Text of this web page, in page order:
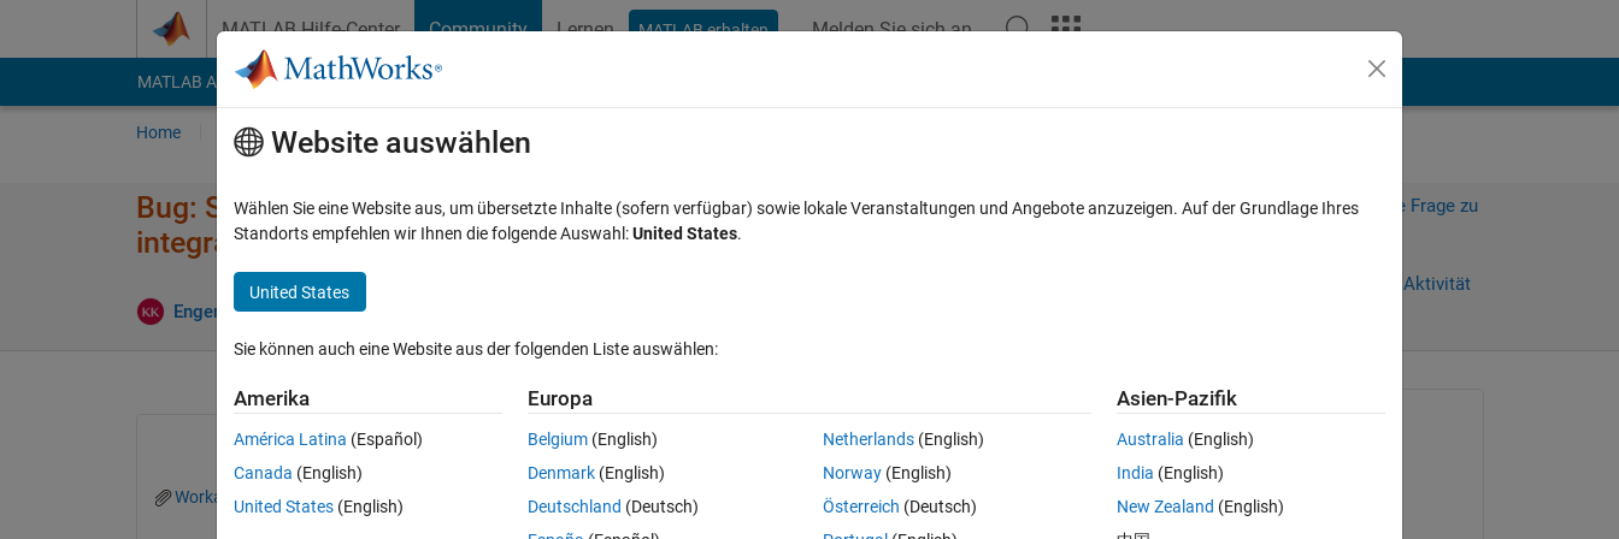
MATLAB Hilfe-Center Community Lernen MATLAB erhalten Melden Sie sich an
MATLAB Answers File Exchange Cody
Home Fragen Antworten Durchsuchen
Bug: Simulink will not autocode/build models with model-referenced
integrator blocks
Engenuity 13 Apr. 2017
Melden Sie sich an, um diese Frage zu
Anmelden, um Aktivität
In MATLAB Online öffnen 0 Stimmen
Workaround3.png
am 13 Apr. 2017
Website auswählen
Wählen Sie eine Website aus, um übersetzte Inhalte (sofern verfügbar) sowie lokale Veranstaltungen und Angebote anzuzeigen. Auf der Grundlage Ihres
Standorts empfehlen wir Ihnen die folgende Auswahl:United States.
United States
Sie können auch eine Website aus der folgenden Liste auswählen:
Amerika
América Latina (Español)
Canada (English)
United States (English)
Europa
Belgium (English)
Denmark (English)
Deutschland (Deutsch)
Netherlands(English)
Norway(English)
Österreich (Deutsch)
Asien-Pazifik
Australia (English)
India (English)
New Zealand (English)